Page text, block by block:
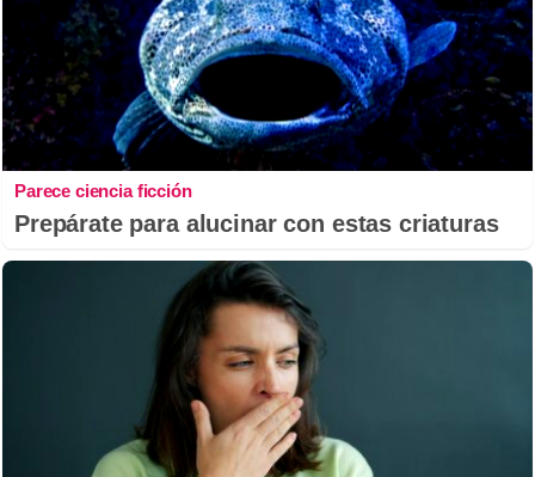
Parece ciencia ficción
Prepárate para alucinar con estas criaturas